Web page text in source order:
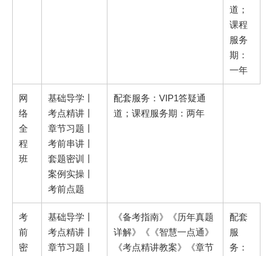
道；
课程
服务
期：
一年
网
络
全
程
班
基础导学丨
考点精讲丨
章节习题丨
考前串讲丨
套题密训丨
案例实操丨
考前点题
配套服务：VIP1答疑通
道；课程服务期：两年
考
前
密
基础导学丨
考点精讲丨
章节习题丨
《备考指南》《历年真题
详解》《《智慧一点通》
《考点精讲教案》《章节
配套
服
务：